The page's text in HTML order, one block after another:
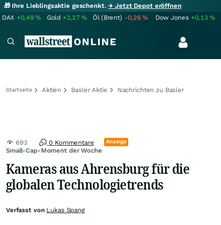
🎁 Ihre Lieblingsaktie geschenkt.→ Jetzt Depot eröffnen
DAX +0,49% Gold +2,27% Öl (Brent) -0,26% Dow Jones +0,13%
Startseite Aktien Basler Aktie Nachrichten zu Basler
Small-Cap-Moment der Woche
693 0 Kommentare Anzeige
Kameras aus Ahrensburg für die
globalen Technologietrends
Verfasst von Lukas Spang